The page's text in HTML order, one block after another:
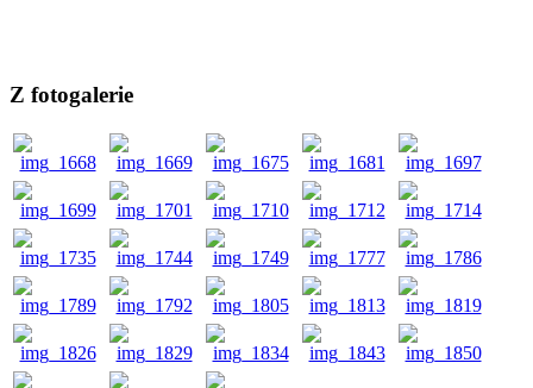
Z fotogalerie